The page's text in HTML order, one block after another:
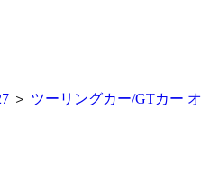
＞ ツーリングカー/GTカー